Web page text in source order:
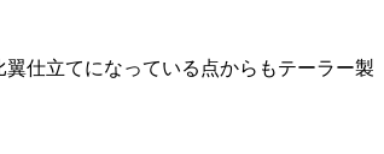
仕立てになっている点からもテーラー製